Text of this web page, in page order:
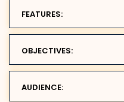
FEATURES:
OBJECTIVES:
AUDIENCE: